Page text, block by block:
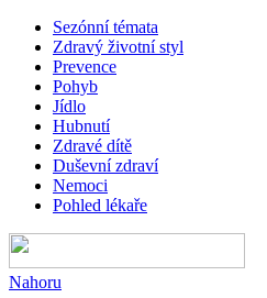
Sezónní témata
Zdravý životní styl
Prevence
Pohyb
Jídlo
Hubnutí
Zdravé dítě
Duševní zdraví
Nemoci
Pohled lékaře
Nahoru